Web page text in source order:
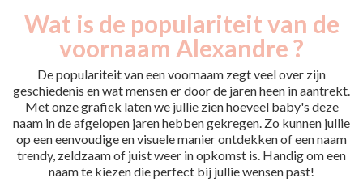
Wat is de populariteit van de
voornaam Alexandre ?
De populariteit van een voornaam zegt veel over zijn
geschiedenis en wat mensen er door de jaren heen in aantrekt.
Met onze grafiek laten we jullie zien hoeveel baby's deze
naam in de afgelopen jaren hebben gekregen. Zo kunnen jullie
op een eenvoudige en visuele manier ontdekken of een naam
trendy, zeldzaam of juist weer in opkomst is. Handig om een
naam te kiezen die perfect bij jullie wensen past!
Année
Nouveaux-
nés
280
2010
256
2011
239
2012
219
2013
220
2014
205
2015
177
168